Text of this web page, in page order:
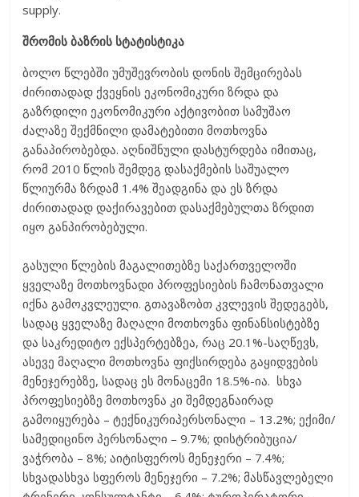
supply.
შრომის ბაზრის სტატისტიკა
ბოლო წლებში უმუშევრობის დონის შემცირებას
ძირითადად ქვეყნის ეკონომიკური ზრდა და
გაზრდილი ეკონომიკური აქტივობით სამუშაო
ძალაზე შექმნილი დამატებითი მოთხოვნა
განაპირობებდა. აღნიშნული დასტურდება იმითაც,
რომ 2010 წლის შემდეგ დასაქმების საშუალო
წლიურმა ზრდამ 1.4% შეადგინა და ეს ზრდა
ძირითადად დაქირავებით დასაქმებულთა ზრდით
იყო განპირობებული.
გასული წლების მაგალითებზე საქართველოში
ყველაზე მოთხოვნადი პროფესიების ჩამონათვალი
იქნა გამოკვლეული. გთავაზობთ კვლევის შედეგებს,
სადაც ყველაზე მაღალი მოთხოვნა ფინანსისტებზე
და საკრედიტო ექსპერტებზეა, რაც 20.1%-საღწევს,
ასევე მაღალი მოთხოვნა ფიქსირდება გაყიდვების
მენეჯერებზე, სადაც ეს მონაცემი 18.5%-ია. სხვა
პროფესიებზე მოთხოვნა კი შემდეგნაირად
გამოიყურება – ტექნიკურიპერსონალი – 13.2%; ექიმი/
სამედიცინო პერსონალი – 9.7%; დისტრიბუცია/
ვაჭრობა – 8%; აიტისფეროს მენეჯერი – 7.4%;
სხვადასხვა სფეროს მენეჯერი – 7.2%; მასწავლებელი